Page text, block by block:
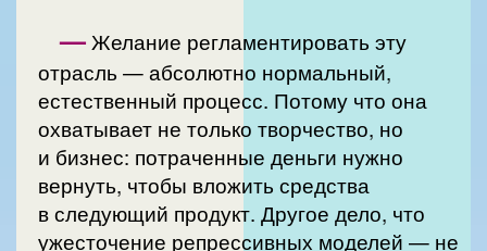
— Желание регламентировать эту
отрасль — абсолютно нормальный,
естественный процесс. Потому что она
охватывает не только творчество, но
и бизнес: потраченные деньги нужно
вернуть, чтобы вложить средства
в следующий продукт. Другое дело, что
ужесточение репрессивных моделей — не